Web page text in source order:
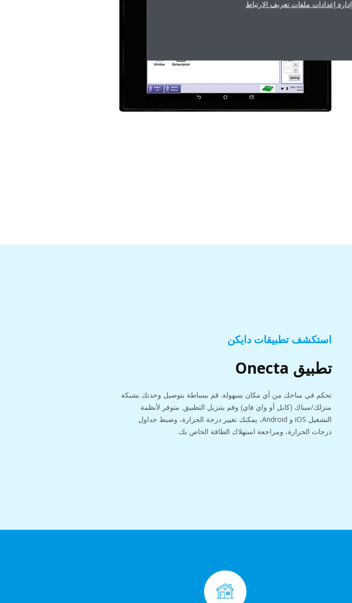
استكشف تطبيقات دايكن
تطبيق Onecta
تحكم في مناخك من أي مكان بسهولة. قم ببساطة بتوصيل وحدتك بشبكة
منزلك/مبناك (كابل أو واي فاي) وقم بتنزيل التطبيق. متوفر لأنظمة
التشغيل iOS و Android، يمكنك تغيير درجة الحرارة، وضبط جداول
درجات الحرارة، ومراجعة استهلاك الطاقة الخاص بك.
إدارة إعدادات ملفات تعريف الارتباط